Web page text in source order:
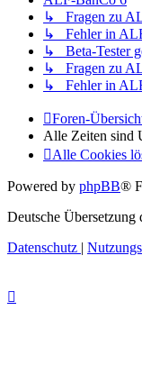
↳ Fragen zu
↳ Fehler in
↳ Beta-Tester
↳ Fragen zu
↳ Fehler in
Foren-
Alle Zeiten sind
Alle Cookies
Powered by phpBB®
Deutsche Übersetzung
Datenschutz